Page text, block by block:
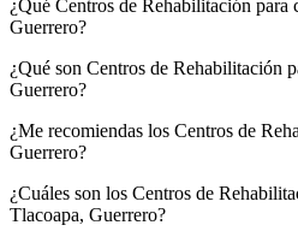
¿Qué Centros de Rehabilitación para
Guerrero?
¿Qué son Centros de Rehabilitación
Guerrero?
¿Me recomiendas los Centros de
Guerrero?
¿Cuáles son los Centros de
Tlacoapa, Guerrero?